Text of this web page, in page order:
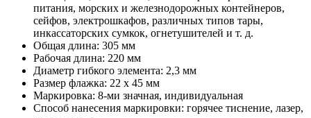
питания, морских и железнодорожных контейнеров,
сейфов, электрошкафов, различных типов тары,
инкассаторских сумкок, огнетушителей и т. д.
Общая длина: 305 мм
Рабочая длина: 220 мм
Диаметр гибкого элемента: 2,3 мм
Размер флажка: 22 х 45 мм
Маркировка: 8-ми значная, индивидуальная
Способ нанесения маркировки: горячее тиснение, лазер,